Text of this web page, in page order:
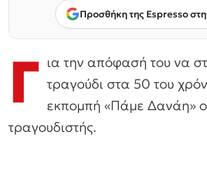
Προσθήκη της Espresso
Γ ια την απόφασή του να
τραγούδι στα 50 του
εκπομπή «Πάμε Δανάη»
τραγουδιστής.